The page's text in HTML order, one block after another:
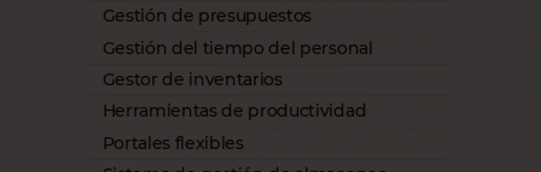
Gestión de presupuestos
Gestión del tiempo del personal
Gestor de inventarios
Herramientas de productividad
Portales flexibles